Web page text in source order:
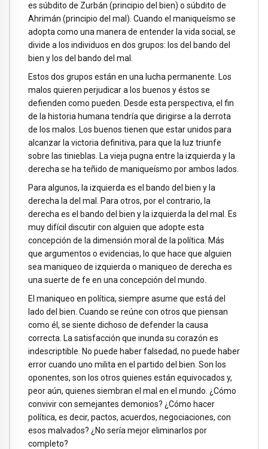
es súbdito de Zurbán (principio del bien) o súbdito de
Ahrimán (principio del mal). Cuando el maniqueísmo se
adopta como una manera de entender la vida social, se
divide a los individuos en dos grupos: los del bando del
bien y los del bando del mal.
Estos dos grupos están en una lucha permanente. Los
malos quieren perjudicar a los buenos y éstos se
defienden como pueden. Desde esta perspectiva, el fin
de la historia humana tendría que dirigirse a la derrota
de los malos. Los buenos tienen que estar unidos para
alcanzar la victoria definitiva, para que la luz triunfe
sobre las tinieblas. La vieja pugna entre la izquierda y la
derecha se ha teñido de maniqueísmo por ambos lados.
Para algunos, la izquierda es el bando del bien y la
derecha la del mal. Para otros, por el contrario, la
derecha es el bando del bien y la izquierda la del mal. Es
muy difícil discutir con alguien que adopte esta
concepción de la dimensión moral de la política. Más
que argumentos o evidencias, lo que hace que alguien
sea maniqueo de izquierda o maniqueo de derecha es
una suerte de fe en una concepción del mundo.
El maniqueo en política, siempre asume que está del
lado del bien. Cuando se reúne con otros que piensan
como él, se siente dichoso de defender la causa
correcta. La satisfacción que inunda su corazón es
indescriptible. No puede haber falsedad, no puede haber
error cuando uno milita en el partido del bien. Son los
oponentes, son los otros quienes están equivocados y,
peor aún, quienes siembran el mal en el mundo. ¿Cómo
convivir con semejantes demonios? ¿Cómo hacer
política, es decir, pactos, acuerdos, negociaciones, con
esos malvados? ¿No sería mejor eliminarlos por
completo?